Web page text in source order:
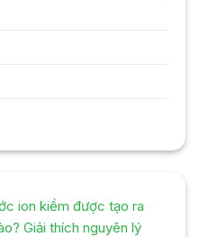
ion kiềm được tạo ra
Giải thích nguyên lý